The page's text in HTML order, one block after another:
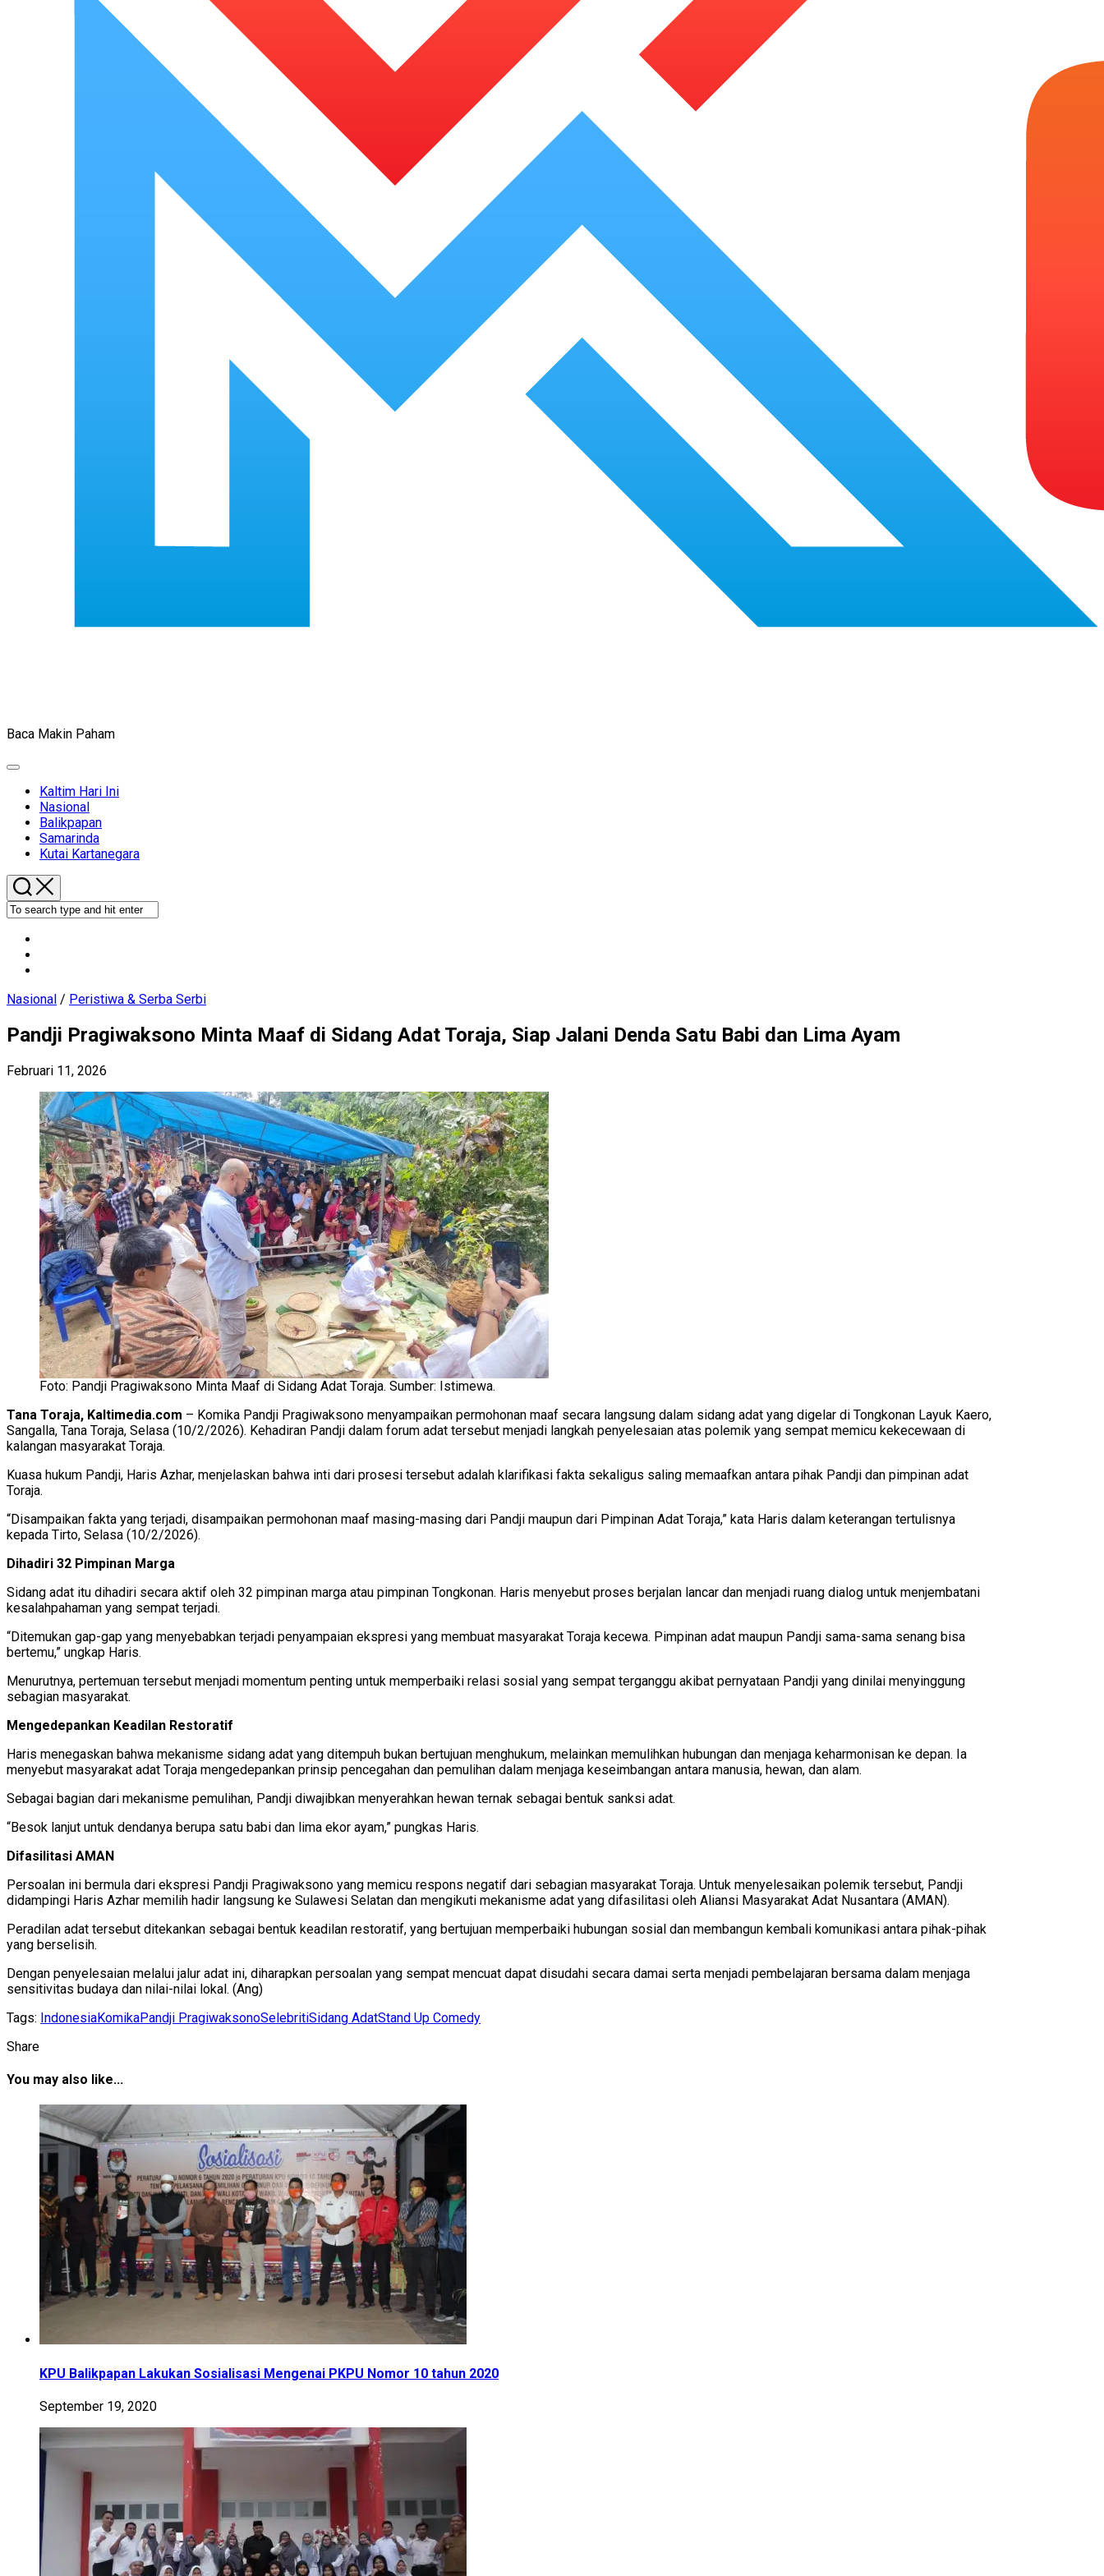
Baca Makin Paham
Expand
Kaltim Hari Ini
Current
Page
Parent
Nasional
Balikpapan
Samarinda
Kutai Kartanegara
Nasional / Peristiwa & Serba Serbi
Pandji Pragiwaksono Minta Maaf di Sidang Adat Toraja, Siap Jalani Denda Satu Babi dan Lima Ayam
Februari 11, 2026
Foto: Pandji Pragiwaksono Minta Maaf di Sidang Adat Toraja. Sumber: Istimewa.
Tana Toraja, Kaltimedia.com – Komika Pandji Pragiwaksono menyampaikan permohonan maaf secara langsung dalam sidang adat yang digelar di Tongkonan Layuk Kaero,
Sangalla, Tana Toraja, Selasa (10/2/2026). Kehadiran Pandji dalam forum adat tersebut menjadi langkah penyelesaian atas polemik yang sempat memicu kekecewaan di
kalangan masyarakat Toraja.
Kuasa hukum Pandji, Haris Azhar, menjelaskan bahwa inti dari prosesi tersebut adalah klarifikasi fakta sekaligus saling memaafkan antara pihak Pandji dan pimpinan adat
Toraja.
“Disampaikan fakta yang terjadi, disampaikan permohonan maaf masing-masing dari Pandji maupun dari Pimpinan Adat Toraja,” kata Haris dalam keterangan tertulisnya
kepada Tirto, Selasa (10/2/2026).
Dihadiri 32 Pimpinan Marga
Sidang adat itu dihadiri secara aktif oleh 32 pimpinan marga atau pimpinan Tongkonan. Haris menyebut proses berjalan lancar dan menjadi ruang dialog untuk menjembatani
kesalahpahaman yang sempat terjadi.
“Ditemukan gap-gap yang menyebabkan terjadi penyampaian ekspresi yang membuat masyarakat Toraja kecewa. Pimpinan adat maupun Pandji sama-sama senang bisa
bertemu,” ungkap Haris.
Menurutnya, pertemuan tersebut menjadi momentum penting untuk memperbaiki relasi sosial yang sempat terganggu akibat pernyataan Pandji yang dinilai menyinggung
sebagian masyarakat.
Mengedepankan Keadilan Restoratif
Haris menegaskan bahwa mekanisme sidang adat yang ditempuh bukan bertujuan menghukum, melainkan memulihkan hubungan dan menjaga keharmonisan ke depan. Ia
menyebut masyarakat adat Toraja mengedepankan prinsip pencegahan dan pemulihan dalam menjaga keseimbangan antara manusia, hewan, dan alam.
Sebagai bagian dari mekanisme pemulihan, Pandji diwajibkan menyerahkan hewan ternak sebagai bentuk sanksi adat.
“Besok lanjut untuk dendanya berupa satu babi dan lima ekor ayam,” pungkas Haris.
Difasilitasi AMAN
Persoalan ini bermula dari ekspresi Pandji Pragiwaksono yang memicu respons negatif dari sebagian masyarakat Toraja. Untuk menyelesaikan polemik tersebut, Pandji
didampingi Haris Azhar memilih hadir langsung ke Sulawesi Selatan dan mengikuti mekanisme adat yang difasilitasi oleh Aliansi Masyarakat Adat Nusantara (AMAN).
Peradilan adat tersebut ditekankan sebagai bentuk keadilan restoratif, yang bertujuan memperbaiki hubungan sosial dan membangun kembali komunikasi antara pihak-pihak
yang berselisih.
Dengan penyelesaian melalui jalur adat ini, diharapkan persoalan yang sempat mencuat dapat disudahi secara damai serta menjadi pembelajaran bersama dalam menjaga
sensitivitas budaya dan nilai-nilai lokal. (Ang)
Tags: IndonesiaKomikaPandji PragiwaksonoSelebritiSidang AdatStand Up Comedy
Share
You may also like...
KPU Balikpapan Lakukan Sosialisasi Mengenai PKPU Nomor 10 tahun 2020
September 19, 2020